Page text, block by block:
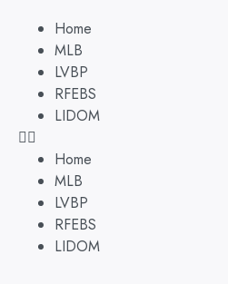
Home
MLB
LVBP
RFEBS
LIDOM
Home
MLB
LVBP
RFEBS
LIDOM